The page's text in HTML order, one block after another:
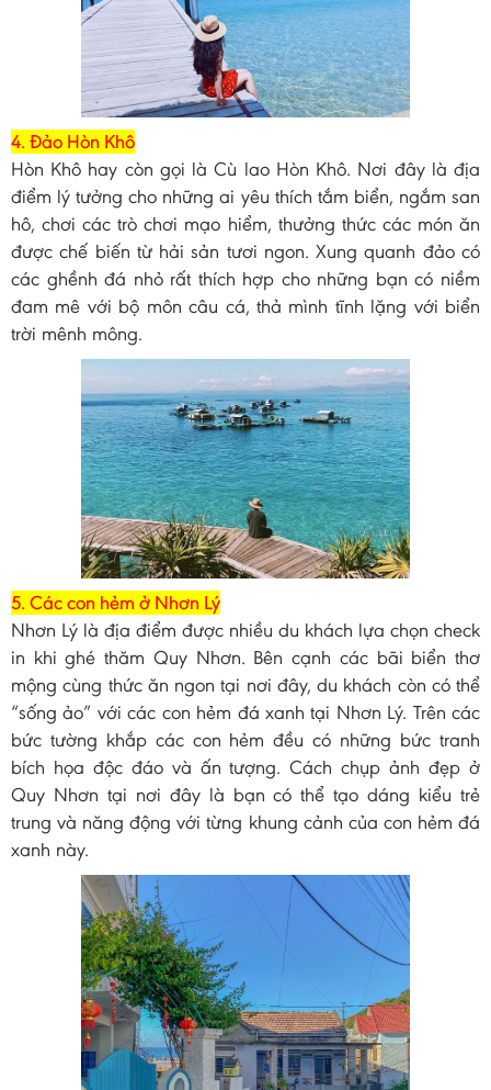
4. Đảo Hòn Khô
Hòn Khô hay còn gọi là Cù lao Hòn Khô. Nơi đây là địa
điểm lý tưởng cho những ai yêu thích tắm biển, ngắm san
hô, chơi các trò chơi mạo hiểm, thưởng thức các món ăn
được chế biến từ hải sản tươi ngon. Xung quanh đảo có
các ghềnh đá nhỏ rất thích hợp cho những bạn có niềm
đam mê với bộ môn câu cá, thả mình tĩnh lặng với biển
trời mênh mông.
5. Các con hẻm ở Nhơn Lý
Nhơn Lý là địa điểm được nhiều du khách lựa chọn check
in khi ghé thăm Quy Nhơn. Bên cạnh các bãi biển thơ
mộng cùng thức ăn ngon tại nơi đây, du khách còn có thể
“sống ảo” với các con hẻm đá xanh tại Nhơn Lý. Trên các
bức tường khắp các con hẻm đều có những bức tranh
bích họa độc đáo và ấn tượng. Cách chụp ảnh đẹp ở
Quy Nhơn tại nơi đây là bạn có thể tạo dáng kiểu trẻ
trung và năng động với từng khung cảnh của con hẻm đá
xanh này.